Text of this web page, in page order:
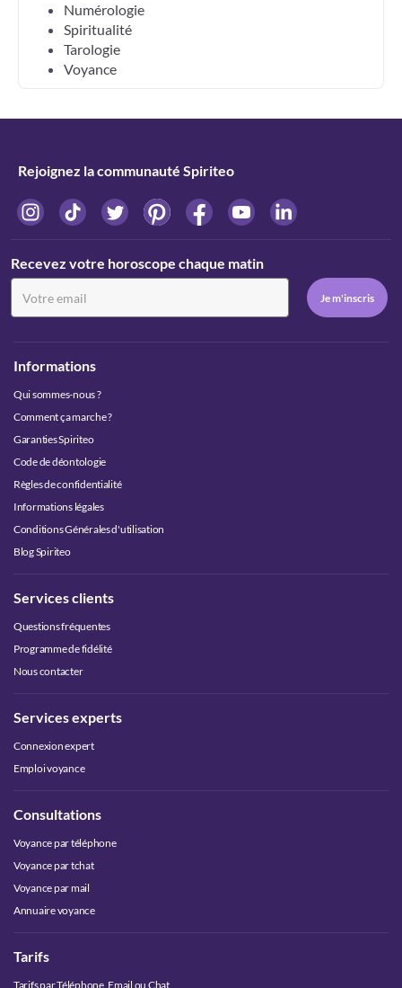
Numérologie
Spiritualité
Tarologie
Voyance
Rejoignez la communauté Spiriteo
Recevez votre horoscope chaque matin
Informations
Qui sommes-nous ?
Comment ça marche ?
Garanties Spiriteo
Code de déontologie
Règles de confidentialité
Informations légales
Conditions Générales d'utilisation
Blog Spiriteo
Services clients
Questions fréquentes
Programme de fidélité
Nous contacter
Services experts
Connexion expert
Emploi voyance
Consultations
Voyance par téléphone
Voyance par tchat
Voyance par mail
Annuaire voyance
Tarifs
Tarifs par Téléphone, Email ou Chat